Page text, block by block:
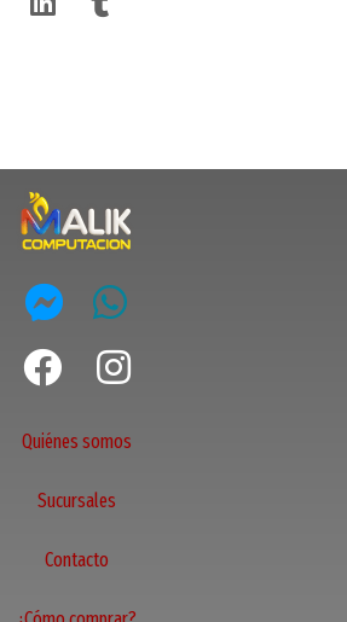
Quiénes somos
Sucursales
Contacto